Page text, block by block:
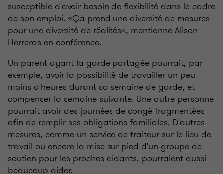
susceptible d'avoir besoin de flexibilité dans le cadre
de son emploi. «Ça prend une diversité de mesures
pour une diversité de réalités», mentionne Alison
Herreras en conférence.
Un parent ayant la garde partagée pourrait, par
exemple, avoir la possibilité de travailler un peu
moins d'heures durant sa semaine de garde, et
compenser la semaine suivante. Une autre personne
pourrait avoir des journées de congé fragmentées
afin de remplir ses obligations familiales. D'autres
mesures, comme un service de traiteur sur le lieu de
travail ou encore la mise sur pied d'un groupe de
soutien pour les proches aidants, pourraient aussi
beaucoup aider.